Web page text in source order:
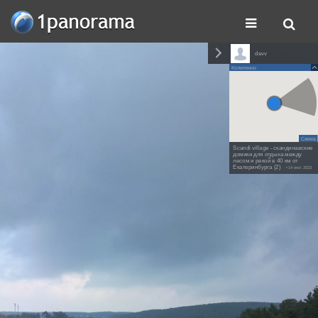
devv
Колюткино
Схема
Scandi village - скандинавские
домики для отдыха между
лесом и рекой в 40 км от
Екатеринбурга (2) • 14 июл. 2023